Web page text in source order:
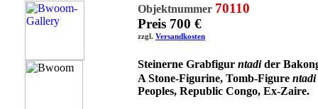
Objektnummer 70110
Preis 700 €
zzgl. Versandkosten
Steinerne Grabfigur ntadider
A Stone-Figurine, Tomb-Figure ntadi
Peoples, Republic Congo, Ex-Zaire.